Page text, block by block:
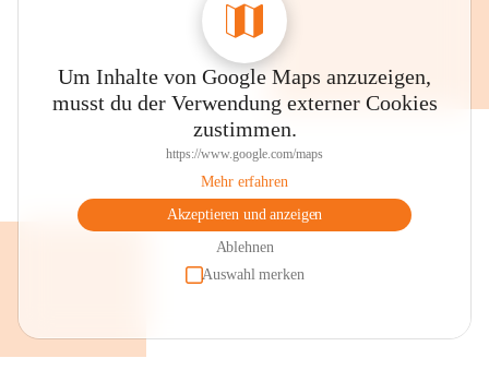
Um Inhalte von Google Maps anzuzeigen,
musst du der Verwendung externer Cookies
zustimmen.
https://www.google.com/maps
Mehr erfahren
Akzeptieren und anzeigen
Ablehnen
Auswahl merken